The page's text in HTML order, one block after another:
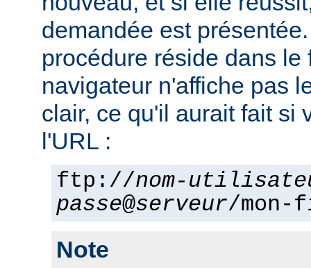
demandée est
procédure réside dans le
navigateur n'affiche pas
clair, ce qu'il aurait fait si
l'URL :
ftp://nom-
passe@serveur/
Note